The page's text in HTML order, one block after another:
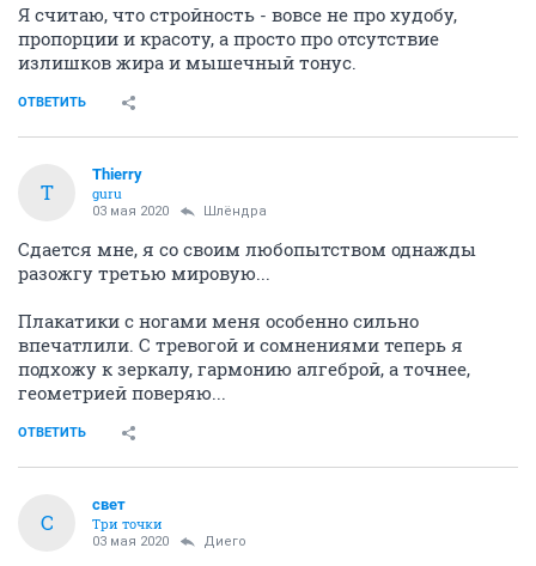
Я считаю, что стройность - вовсе не про худобу,
пропорции и красоту, а просто про отсутствие
излишков жира и мышечный тонус.
ОТВЕТИТЬ
T
Thierry
guru
03 мая 2020 Шлёндра
Сдается мне, я со своим любопытством однажды
разожгу третью мировую...
Плакатики с ногами меня особенно сильно
впечатлили. С тревогой и сомнениями теперь я
подхожу к зеркалу, гармонию алгеброй, а точнее,
геометрией поверяю...
ОТВЕТИТЬ
С
свет
Три точки
03 мая 2020 Диего